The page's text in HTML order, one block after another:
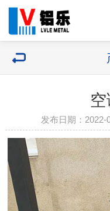
发布日期：